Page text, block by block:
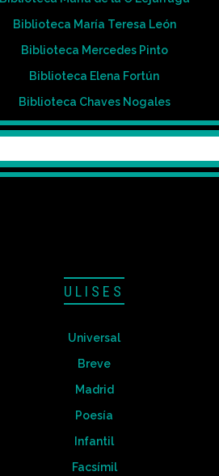
Biblioteca María Teresa León
Biblioteca Mercedes Pinto
Biblioteca Elena Fortún
Biblioteca Chaves Nogales
ULISES
Universal
Breve
Madrid
Poesía
Infantil
Facsímil